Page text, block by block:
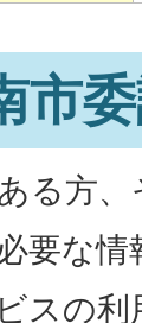
市
る方
要な
スの